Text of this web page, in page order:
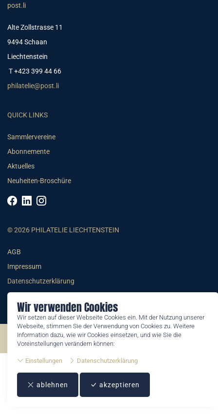
Wir verwenden Cookies
Wir setzen auf dieser Webseite Cookies ein. Mit der Nutzung unserer
Webseite, stimmen Sie der Verwendung von Cookies zu. Weitere
Information dazu, wie wir Cookies einsetzen, und wie Sie die
Voreinstellungen verändern können:
Einstellungen Datenschutzerklärung
ablehnen akzeptieren
post.li
Alte Zollstrasse 11
9494 Schaan
Liechtenstein
T +423 399 44 66
philatelie@post.li
QUICK LINKS
Sammlervereine
Abonnemente
Aktuelles
Neuheiten-Broschüre
© 2026 PHILATELIE LIECHTENSTEIN
AGB
Impressum
Datenschutzerklärung
©2026 by Philatelie Liechtenstein | All rights reserved